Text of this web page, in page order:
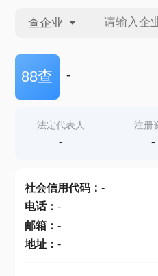
查企业
查企业
查产地
88查 -
法定代表人
-
注册
-
社会信用代码： -
电话： -
邮箱： -
地址： -